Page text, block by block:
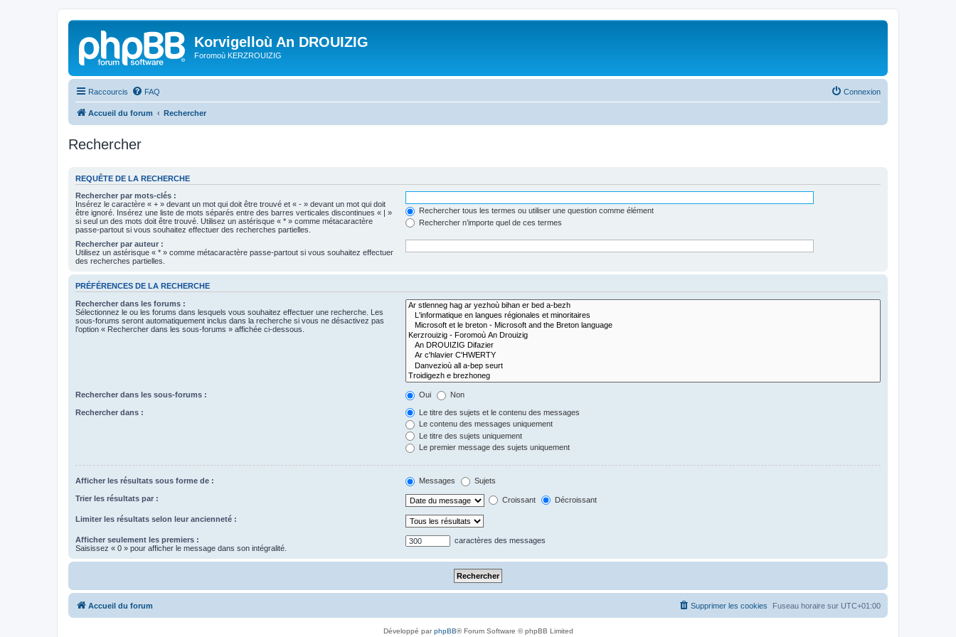
Korvigelloù An DROUIZIG
Foromoù KERZROUIZIG
Raccourcis FAQ Connexion
Accueil du forum Rechercher
Rechercher
REQUÊTE DE LA RECHERCHE
Rechercher par mots-clés :
Insérez le caractère « + » devant un mot qui doit être trouvé et « - » devant un mot qui doit
être ignoré. Insérez une liste de mots séparés entre des barres verticales discontinues « | »
si seul un des mots doit être trouvé. Utilisez un astérisque « * » comme métacaractère
passe-partout si vous souhaitez effectuer des recherches partielles.
Rechercher tous les termes ou utiliser une question comme élément
Rechercher n’importe quel de ces termes
Rechercher par auteur :
Utilisez un astérisque « * » comme métacaractère passe-partout si vous souhaitez effectuer
des recherches partielles.
PRÉFÉRENCES DE LA RECHERCHE
Rechercher dans les forums :
Sélectionnez le ou les forums dans lesquels vous souhaitez effectuer une recherche. Les
sous-forums seront automatiquement inclus dans la recherche si vous ne désactivez pas
l’option « Rechercher dans les sous-forums » affichée ci-dessous.
Rechercher dans les sous-forums : Oui Non
Rechercher dans :
Le titre des sujets et le contenu des messages
Le contenu des messages uniquement
Le titre des sujets uniquement
Le premier message des sujets uniquement
Afficher les résultats sous forme de : Messages Sujets
Trier les résultats par : Croissant Décroissant
Limiter les résultats selon leur ancienneté :
Afficher seulement les premiers :
Saisissez « 0 » pour afficher le message dans son intégralité.
caractères des messages
Accueil du forum Fuseau horaire sur UTC+01:00
Supprimer les cookies
Développé parphpBB® Forum Software © phpBB Limited